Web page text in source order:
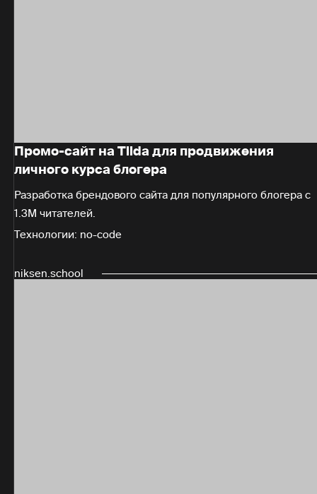
Промо-сайт на Tilda для продвижения
личного курса блогера
Разработка брендового сайта для популярного блогера с
1.3M читателей.
Технологии: no-code
niksen.school